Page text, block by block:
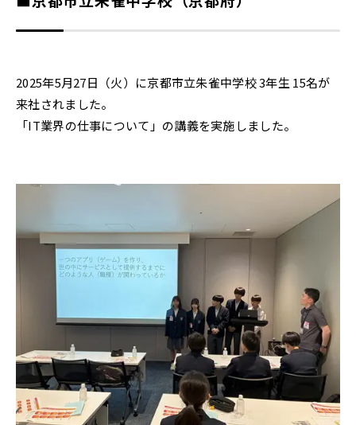
2025年5月27日（火）に京都市立朱雀中学校 3年生 15名が
来社されました。
「IT業界の仕事について」の講義を実施しました。